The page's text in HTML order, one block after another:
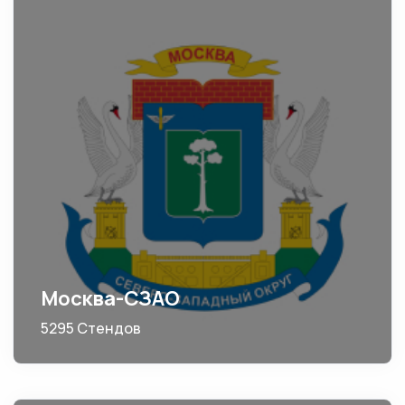
Москва-СЗАО
5295 Стендов